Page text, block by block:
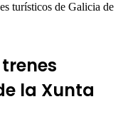
turísticos de Galicia de
la Xunta